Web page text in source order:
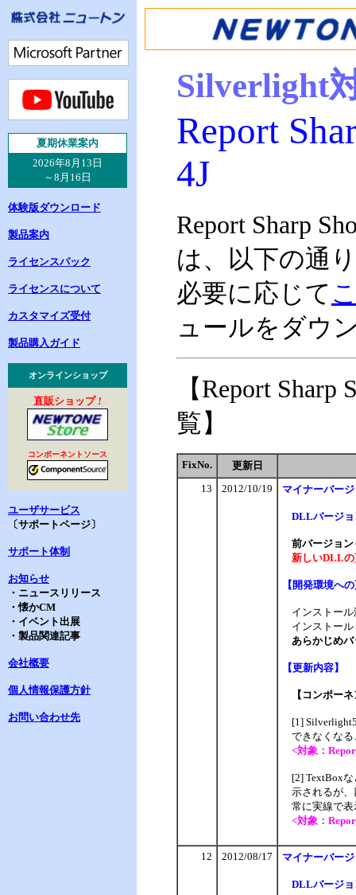
夏期休業案内
2026年8月13日
～8月16日
体験版ダウンロード
製品案内
ライセンスパック
ライセンスについて
カスタマイズ受付
製品購入ガイド
オンラインショップ
直販ショップ!
コンポーネントソース
ユーザサービス
〔サポートページ〕
サポート体制
お知らせ
・ニュースリリース
・懐かCM
・イベント出展
・製品関連記事
会社概要
個人情報保護方針
お問い合わせ先
Silverlight
Report
4J
Report Sharp
は、以下の通
必要に応じて
ュールをダウ
【Report
覧】
FixNo.
更新日
13
2012/10/19 マイナーバー
DLLバージョ
前バージョ
新しいDLLの
【 開発環境へ
インストー
インストー
あらかじめ
【更新内容】
【コンポー
[1]
できなくな
<対象：
[2] TextBox
示されるが
常に実線で
<対象：
12 2012/08/17 マイナーバー
DLLバージョ